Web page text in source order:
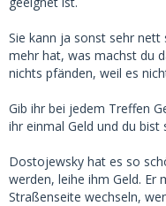
Sie kann ja sonst sehr
mehr hat, was machst du
nichts pfänden, weil es
Gib ihr bei jedem Treffen
ihr einmal Geld und du bist
Dostojewsky hat es so
werden, leihe ihm Geld. Er
Straßenseite wechseln,